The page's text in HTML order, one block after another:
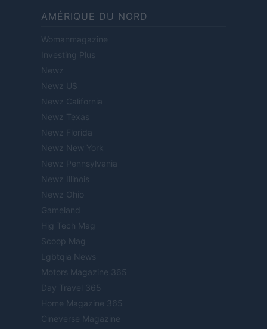
AMÉRIQUE DU NORD
Womanmagazine
Investing Plus
Newz
Newz US
Newz California
Newz Texas
Newz Florida
Newz New York
Newz Pennsylvania
Newz Illinois
Newz Ohio
Gameland
Hig Tech Mag
Scoop Mag
Lgbtqia News
Motors Magazine 365
Day Travel 365
Home Magazine 365
Cineverse Magazine